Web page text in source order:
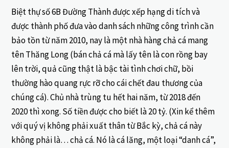
Biệt thự số 6B Đường Thành được xếp hạng di tích và
được thành phố đưa vào danh sách những công trình cần
bảo tồn từ năm 2010, nay là một nhà hàng chả cá mang
tên Thăng Long (bán chả cá mà lấy tên là con rồng bay
lên trời, quả cũng thật là bậc tài tình chơi chữ, bồi
thường hào quang rực rỡ cho cái chết đau thương của
chúng cá). Chủ nhà trùng tu hết hai năm, từ 2018 đến
2020 thì xong. Số tiền được cho biết là 20 tỷ. (Xin kể thêm
với quý vị không phải xuất thân từ Bắc kỳ, chả cá này
không phải là… chả cá. Nó là cá lăng, một loại “danh cá”,